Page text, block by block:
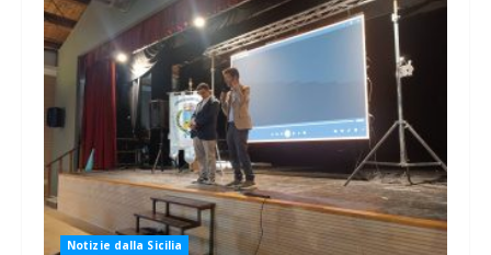
Notizie dalla Sicilia